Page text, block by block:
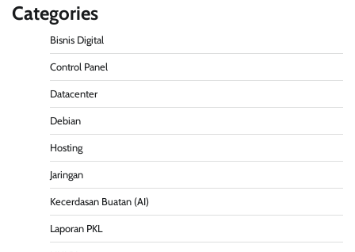
Categories
Bisnis Digital
Control Panel
Datacenter
Debian
Hosting
Jaringan
Kecerdasan Buatan (AI)
Laporan PKL